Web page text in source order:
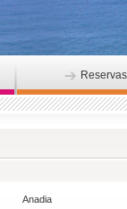
Reservas
Anadia